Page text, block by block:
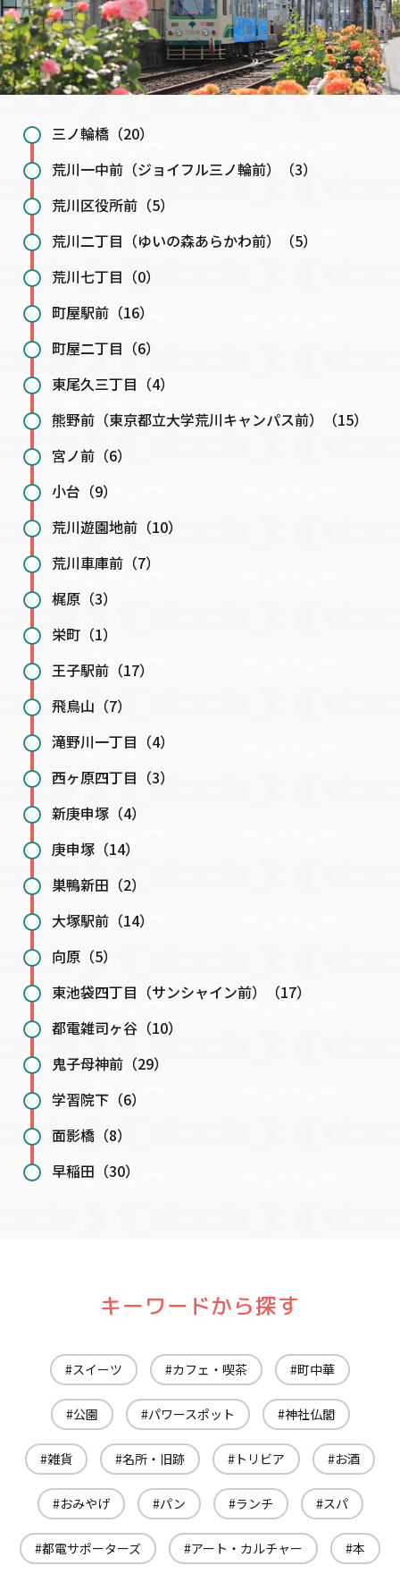
三ノ輪橋（20）
荒川一中前（ジョイフル三ノ輪前）（3）
荒川区役所前（5）
荒川二丁目（ゆいの森あらかわ前）（5）
荒川七丁目（0）
町屋駅前（16）
町屋二丁目（6）
東尾久三丁目（4）
熊野前（東京都立大学荒川キャンパス前）（15）
宮ノ前（6）
小台（9）
荒川遊園地前（10）
荒川車庫前（7）
梶原（3）
栄町（1）
王子駅前（17）
飛鳥山（7）
滝野川一丁目（4）
西ヶ原四丁目（3）
新庚申塚（4）
庚申塚（14）
巣鴨新田（2）
大塚駅前（14）
向原（5）
東池袋四丁目（サンシャイン前）（17）
都電雑司ヶ谷（10）
鬼子母神前（29）
学習院下（6）
面影橋（8）
早稲田（30）
キーワードから探す
スイーツ カフェ・喫茶 町中華
公園 パワースポット 神社仏閣
雑貨 名所・旧跡 トリビア お酒
おみやげ パン ランチ スパ
都電サポーターズ アート・カルチャー 本